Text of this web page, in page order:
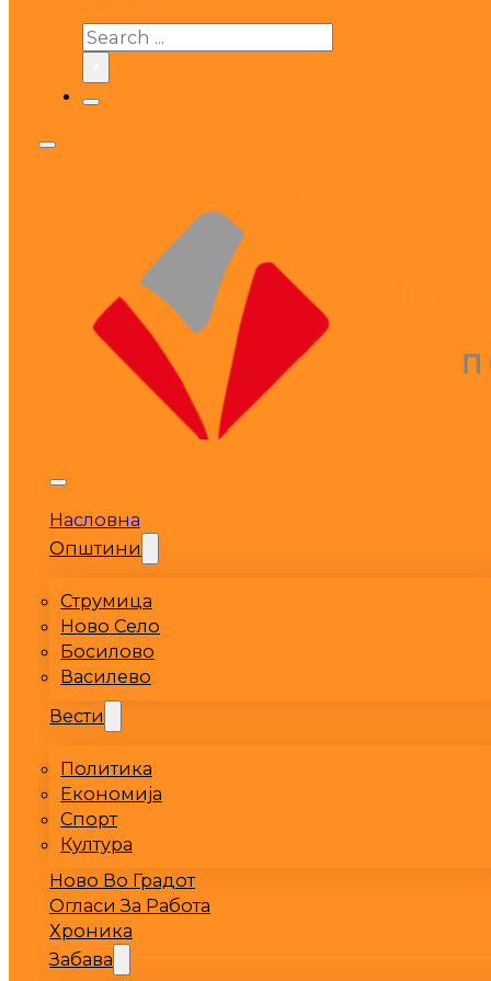
Search
Насловна
Општини
Струмица
Ново Село
Босилово
Василево
Вести
Политика
Економија
Спорт
Култура
Ново Во Градот
Огласи За Работа
Хроника
Забава